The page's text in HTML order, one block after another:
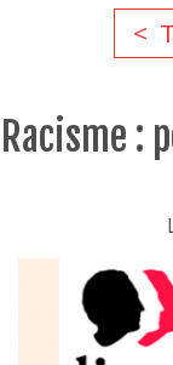
Racisme :